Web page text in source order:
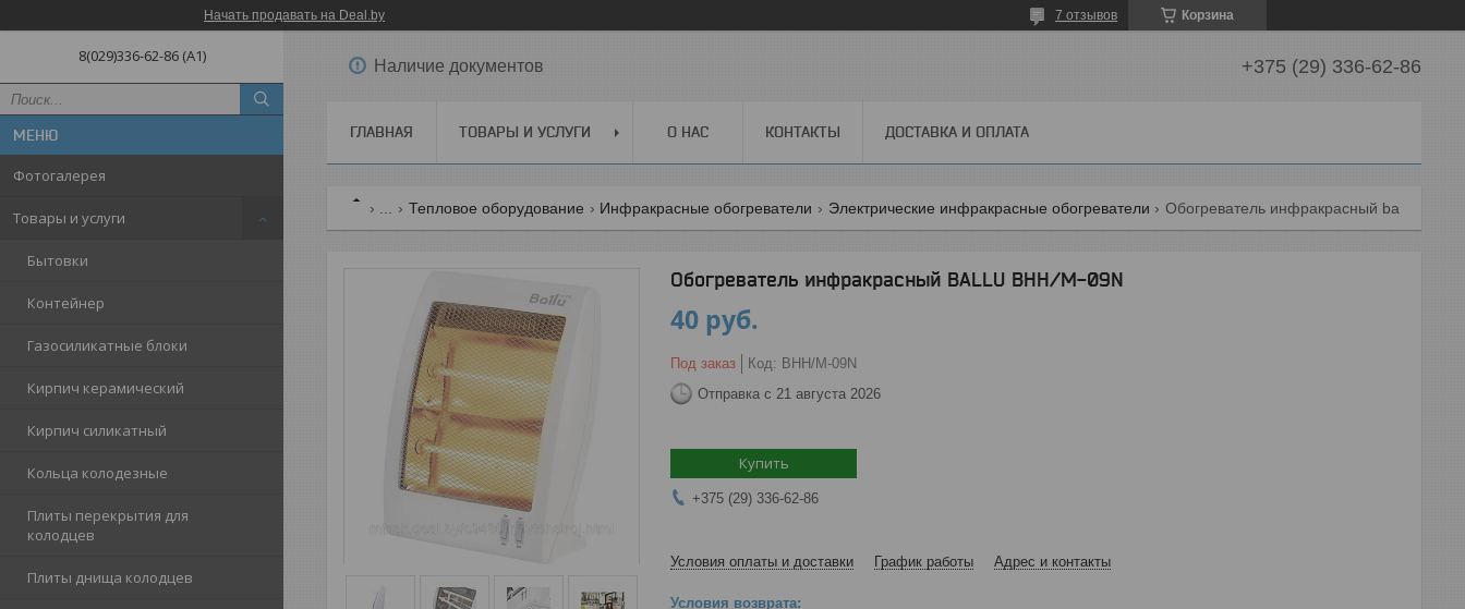
Начать продавать на Deal.by Корзина
7 отзывов
8(029)336-62-86 (A1)
Фотогалерея
Товары и услуги
Бытовки
Контейнер
Газосиликатные блоки
Кирпич керамический
Кирпич силикатный
Кольца колодезные
Плиты перекрытия для
колодцев
Плиты днища колодцев
Наличие документов +375 (29) 336-62-86
ГЛАВНАЯ ТОВАРЫ И УСЛУГИ О НАС КОНТАКТЫ ДОСТАВКА И ОПЛАТА
Тепловое оборудование Инфракрасные обогреватели Электрические инфракрасные обогреватели
Обогреватель инфракрасный BALLU BHH/M-09N
40 руб.
Под заказ Код: BHH/M-09N
Отправка с 21 августа 2026
Купить
+375 (29) 336-62-86
Условия оплаты и доставки График работы Адрес и контакты